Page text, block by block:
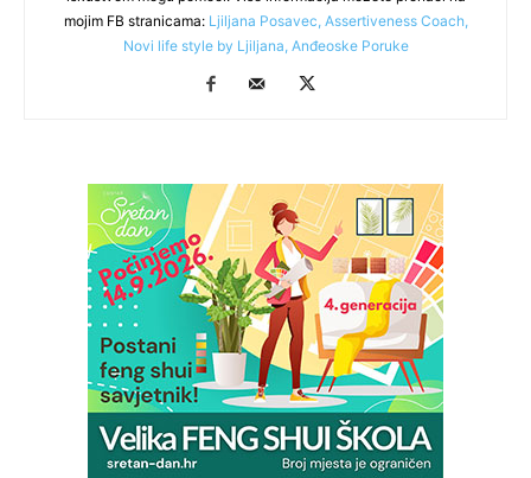
mojim FB stranicama: Ljiljana Posavec, Assertiveness Coach,
Novi life style by Ljiljana, Anđeoske Poruke